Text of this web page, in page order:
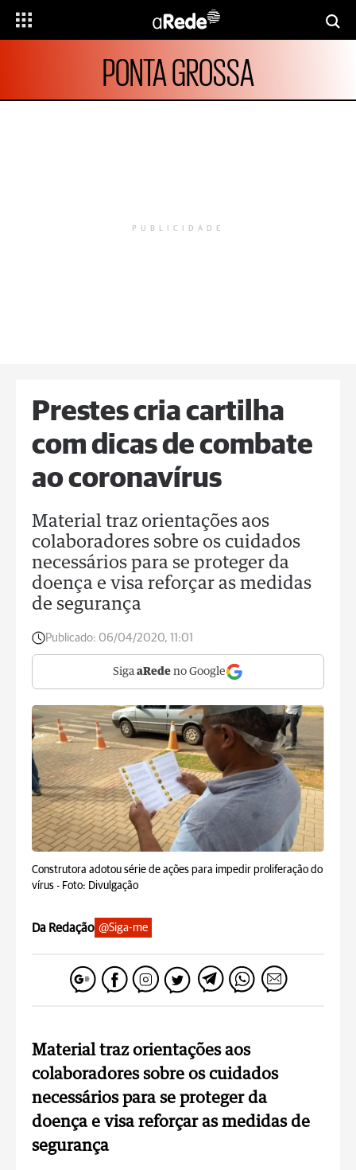
PONTA GROSSA
PUBLICIDADE
Prestes cria cartilha
com dicas de combate
ao coronavírus
Material traz orientações aos
colaboradores sobre os cuidados
necessários para se proteger da
doença e visa reforçar as medidas
de segurança
Publicado: 06/04/2020, 11:01
Siga aRede no Google
Construtora adotou série de ações para impedir proliferação do
vírus - Foto: Divulgação
Da Redação @Siga-me
Material traz orientações aos
colaboradores sobre os cuidados
necessários para se proteger da
doença e visa reforçar as medidas de
segurança